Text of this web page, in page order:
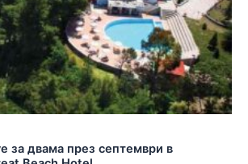
за двама през септември в